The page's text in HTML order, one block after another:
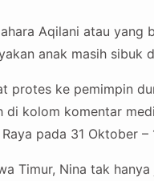
Aqilani atau
anak masih sibuk
protes ke pemimpin
di kolom komentar
pada 31 Oktober –
Timur, Nina tak